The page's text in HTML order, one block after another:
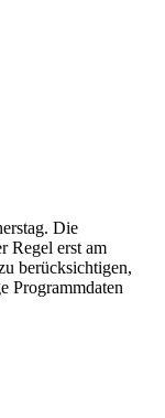
Die
Regel erst am
berücksichtigen,
Programmdaten